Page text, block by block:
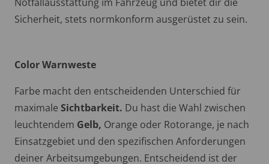
Sicherheit, stets normkonform ausgerüstet zu sein.
Color Warnweste
Farbe macht den entscheidenden Unterschied für
maximale Sichtbarkeit. Du hast die Wahl zwischen
leuchtendem Gelb, Orange oder Rotorange, je nach
Einsatzgebiet und den spezifischen Anforderungen
deiner Arbeitsumgebungen. Entscheidend ist der